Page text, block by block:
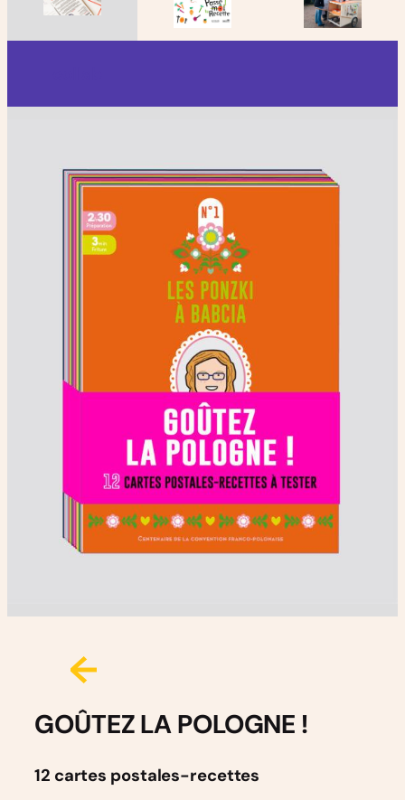
GOÛTEZ LA POLOGNE !
12 cartes postales-recettes